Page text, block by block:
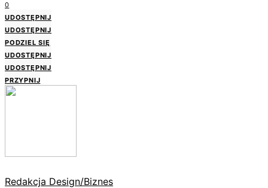
0
UDOSTĘPNIJ
UDOSTĘPNIJ
PODZIEL SIĘ
UDOSTĘPNIJ
UDOSTĘPNIJ
PRZYPNIJ
Redakcja Design/Biznes